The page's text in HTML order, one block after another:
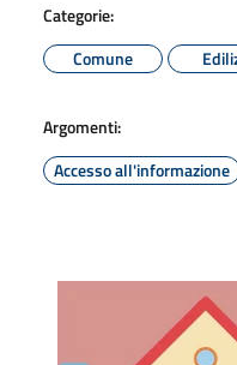
Categorie:
Comune
Argomenti:
Accesso all'informazione